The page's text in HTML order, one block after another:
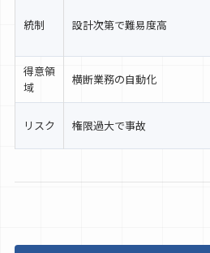
統制 設計次第で難易度高
得意領
域
横断業務の自動化
リスク 権限過大で事故